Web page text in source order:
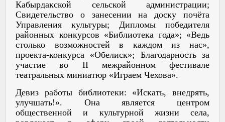
Кабырдакской сельской администрации;
Свидетельство о занесении на доску почёта
Управления культуры; Дипломы победителя
районных конкурсов «Библиотека года»; «Ведь
столько возможностей в каждом из нас»,
проекта-конкурса «Обелиск»; Благодарность за
участие во IIмежрайонном фестивале
театральных миниатюр «Играем Чехова».
Девиз работы библиотеки: «Искать, внедрять,
улучшать!». Она является центром
общественной и культурной жизни села,